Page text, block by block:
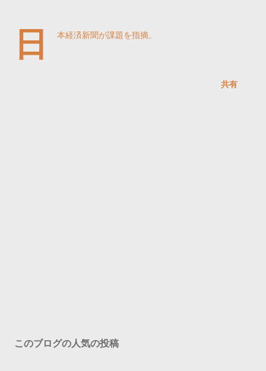
日 本経済新聞が課題を指摘。
共有
このブログの人気の投稿